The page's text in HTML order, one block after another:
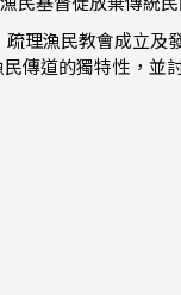
理漁民教會成立及
傳道的獨特性，並